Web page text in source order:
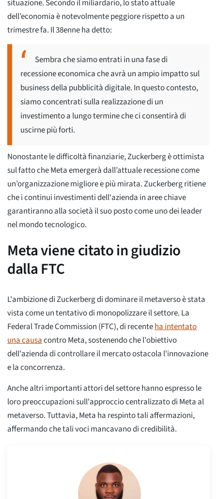
situazione. Secondo il miliardario, lo stato attuale
dell’economia è notevolmente peggiore rispetto a un
trimestre fa. Il 38enne ha detto:
Sembra che siamo entrati in una fase di
recessione economica che avrà un ampio impatto sul
business della pubblicità digitale. In questo contesto,
siamo concentrati sulla realizzazione di un
investimento a lungo termine che ci consentirà di
uscirne più forti.
Nonostante le difficoltà finanziarie, Zuckerberg è ottimista
sul fatto che Meta emergerà dall’attuale recessione come
un’organizzazione migliore e più mirata. Zuckerberg ritiene
che i continui investimenti dell'azienda in aree chiave
garantiranno alla società il suo posto come uno dei leader
nel mondo tecnologico.
Meta viene citato in giudizio
dalla FTC
L'ambizione di Zuckerberg di dominare il metaverso è stata
vista come un tentativo di monopolizzare il settore. La
Federal Trade Commission (FTC), di recenteha intentato
una causacontro Meta, sostenendo che l'obiettivo
dell'azienda di controllare il mercato ostacola l'innovazione
e la concorrenza.
Anche altri importanti attori del settore hanno espresso le
loro preoccupazioni sull'approccio centralizzato di Meta al
metaverso. Tuttavia, Meta ha respinto tali affermazioni,
affermando che tali voci mancavano di credibilità.